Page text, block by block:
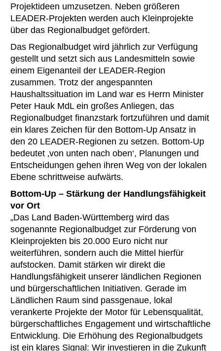
Projektideen umzusetzen. Neben größeren
LEADER-Projekten werden auch Kleinprojekte
über das Regionalbudget gefördert.
Das Regionalbudget wird jährlich zur Verfügung
gestellt und setzt sich aus Landesmitteln sowie
einem Eigenanteil der LEADER-Region
zusammen. Trotz der angespannten
Haushaltssituation im Land war es Herrn Minister
Peter Hauk MdL ein großes Anliegen, das
Regionalbudget finanzstark fortzuführen und damit
ein klares Zeichen für den Bottom-Up Ansatz in
den 20 LEADER-Regionen zu setzen. Bottom-Up
bedeutet ‚von unten nach oben‘, Planungen und
Entscheidungen gehen ihren Weg von der lokalen
Ebene schrittweise aufwärts.
Bottom-Up – Stärkung der Handlungsfähigkeit
vor Ort
„Das Land Baden-Württemberg wird das
sogenannte Regionalbudget zur Förderung von
Kleinprojekten bis 20.000 Euro nicht nur
weiterführen, sondern auch die Mittel hierfür
aufstocken. Damit stärken wir direkt die
Handlungsfähigkeit unserer ländlichen Regionen
und bürgerschaftlichen Initiativen. Gerade im
Ländlichen Raum sind passgenaue, lokal
verankerte Projekte der Motor für Lebensqualität,
bürgerschaftliches Engagement und wirtschaftliche
Entwicklung. Die Erhöhung des Regionalbudgets
ist ein klares Signal: Wir investieren in die Zukunft